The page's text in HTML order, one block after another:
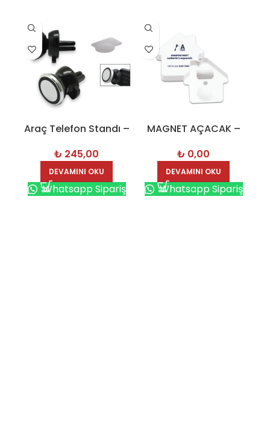
Araç Telefon Standı –
₺ 245,00
DEVAMINI OKU
Whatsapp Sipariş
MAGNET AÇACAK –
₺ 0,00
DEVAMINI OKU
Whatsapp Sipariş